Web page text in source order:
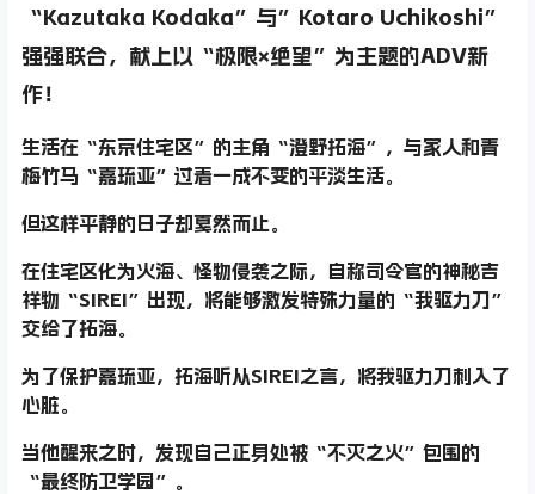
“Kazutaka Kodaka”与”Kotaro Uchikoshi”
强强联合，献上以“极限×绝望”为主题的ADV新
作！
生活在“东京住宅区”的主角“澄野拓海”，与家人和青
梅竹马“嘉琉亚”过着一成不变的平淡生活。
但这样平静的日子却戛然而止。
在住宅区化为火海、怪物侵袭之际，自称司令官的神秘吉
祥物“SIREI”出现，将能够激发特殊力量的“我驱力刀”
交给了拓海。
为了保护嘉琉亚，拓海听从SIREI之言，将我驱力刀刺入了
心脏。
当他醒来之时，发现自己正身处被“不灭之火”包围的
“最终防卫学园”。